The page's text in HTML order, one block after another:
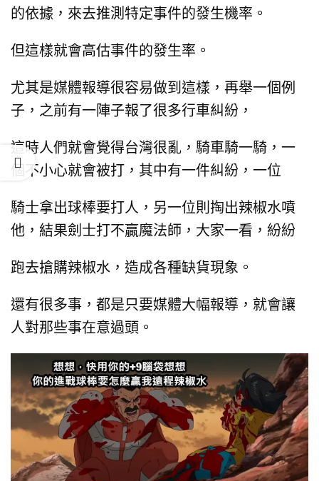
的依據，來去推測特定事件的發生機率。
但這樣就會高估事件的發生率。
尤其是媒體報導很容易做到這樣， 再舉一個例
子， 之前有一陣子報了很多行車糾紛，
這時人們就會覺得台灣很亂， 騎車騎一騎，一
個不小心就會被打， 其中有一件糾紛， 一位
騎士拿出球棒要打人， 另一位則掏出辣椒水噴
他， 結果劍士打不贏魔法師， 大家一看，紛紛
跑去搶購辣椒水， 造成各種缺貨現象。
還有很多事，都是只要媒體大幅報導， 就會讓
人對那些事在意過頭。